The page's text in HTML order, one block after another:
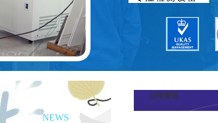
新闻资讯
NEWS
公司资讯